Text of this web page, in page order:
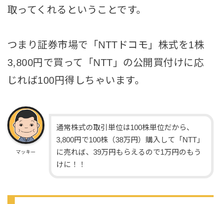
取ってくれるということです。
つまり証券市場で「NTTドコモ」株式を1株
3,800円で買って「NTT」の公開買付けに応
じれば100円得しちゃいます。
マッキー
通常株式の取引単位は100株単位だから、
3,800円で100株（38万円）購入して「NTT」
に売れば、39万円もらえるので1万円のもう
けに！！